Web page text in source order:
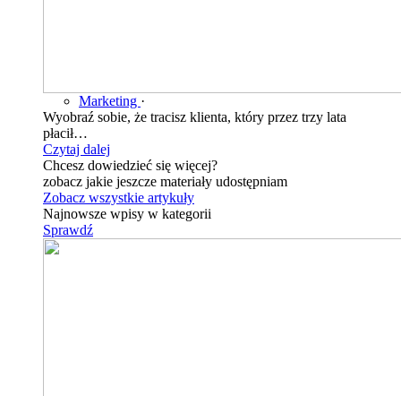
Marketing ·
Wyobraź sobie, że tracisz klienta, który przez trzy lata
płacił…
Czytaj dalej
Chcesz dowiedzieć się więcej?
zobacz jakie jeszcze materiały udostępniam
Zobacz wszystkie artykuły
Najnowsze wpisy w kategorii
Sprawdź